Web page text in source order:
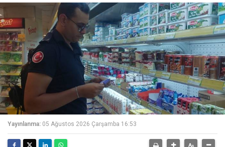
Yayınlanma: 05 Ağustos 2026 Çarşamba 16:53